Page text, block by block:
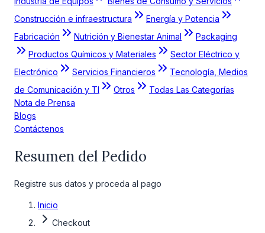
Construcción e infraestructura
Energía y Potencia
Fabricación
Nutrición y Bienestar Animal
Packaging
Productos Químicos y Materiales
Sector Eléctrico y
Electrónico
Servicios Financieros
Tecnología, Medios
de Comunicación y TI
Otros
Todas Las Categorías
Nota de Prensa
Blogs
Contáctenos
Resumen del Pedido
Registre sus datos y proceda al pago
Inicio
Checkout